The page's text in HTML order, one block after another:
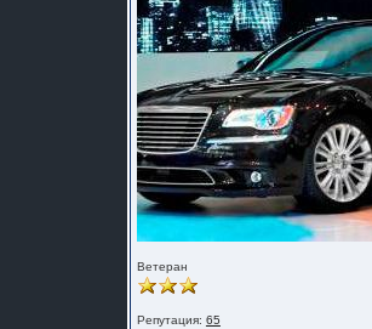
Ветеран
Репутация: 65